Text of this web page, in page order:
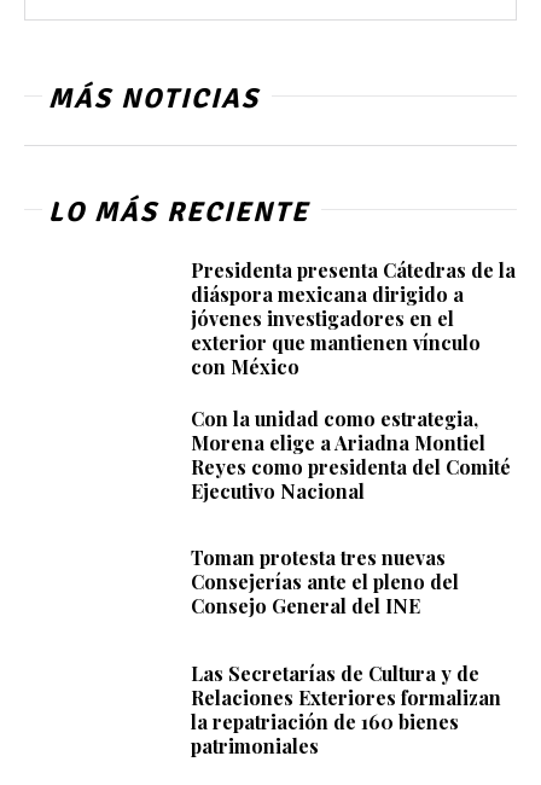
MÁS NOTICIAS
LO MÁS RECIENTE
Presidenta presenta Cátedras de la
diáspora mexicana dirigido a
jóvenes investigadores en el
exterior que mantienen vínculo
con México
Con la unidad como estrategia,
Morena elige a Ariadna Montiel
Reyes como presidenta del Comité
Ejecutivo Nacional
Toman protesta tres nuevas
Consejerías ante el pleno del
Consejo General del INE
Las Secretarías de Cultura y de
Relaciones Exteriores formalizan
la repatriación de 160 bienes
patrimoniales